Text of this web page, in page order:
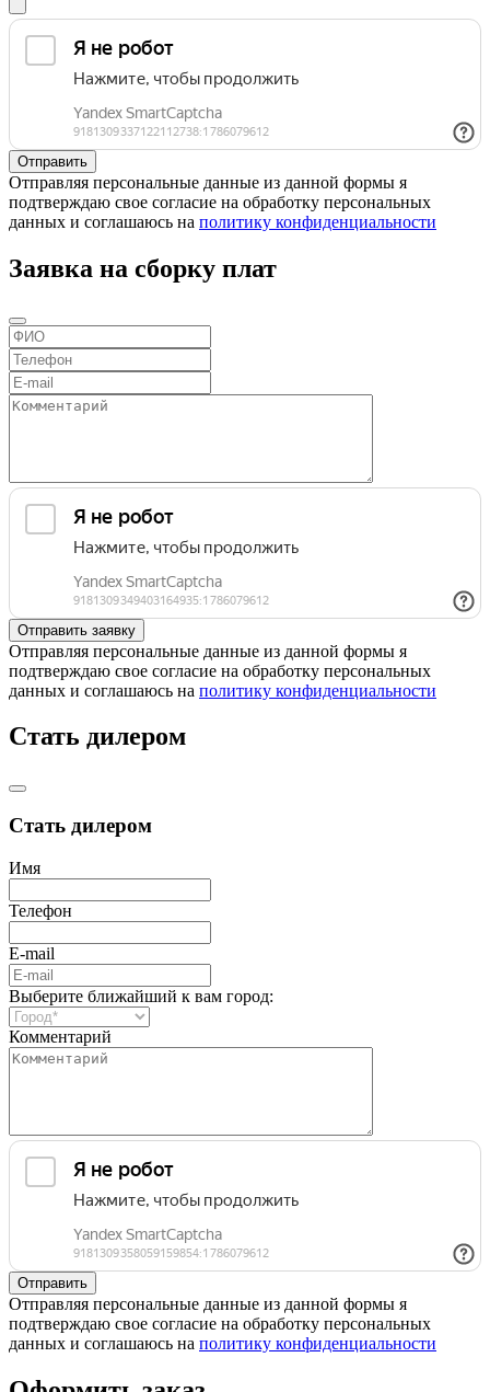
Отправляя персональные данные из данной формы я
подтверждаю свое согласие на обработку персональных
данных и соглашаюсь на политику конфиденциальности
Заявка на сборку плат
Отправляя персональные данные из данной формы я
подтверждаю свое согласие на обработку персональных
данных и соглашаюсь на политику конфиденциальности
Стать дилером
Стать дилером
Имя
Телефон
E-mail
Выберите ближайший к вам город:
Комментарий
Отправляя персональные данные из данной формы я
подтверждаю свое согласие на обработку персональных
данных и соглашаюсь на политику конфиденциальности